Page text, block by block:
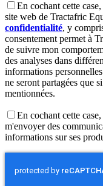
En cochant cette
site web de Tractafric
confidentialité, y
consentement permet à
de suivre mon
des analyses dans
informations
ne seront partagées que
mentionnées.
En cochant cette
m'envoyer des
informations sur ses